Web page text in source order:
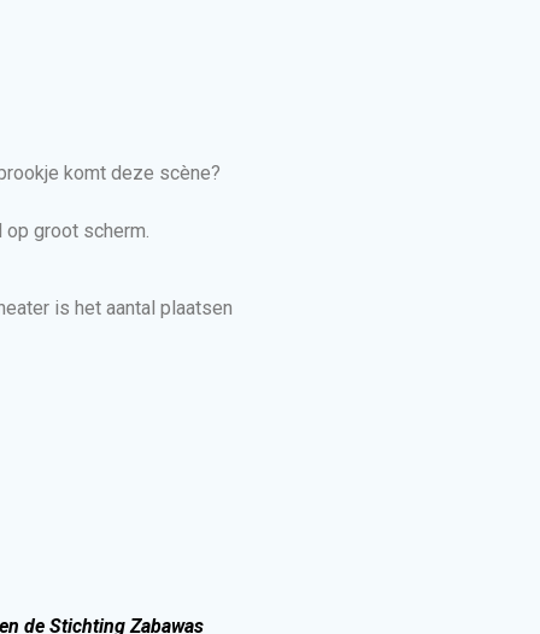
komt deze scène?
groot scherm.
is het aantal plaatsen
de Stichting Zabawas